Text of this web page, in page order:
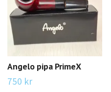
Angelo pipa PrimeX
750 kr